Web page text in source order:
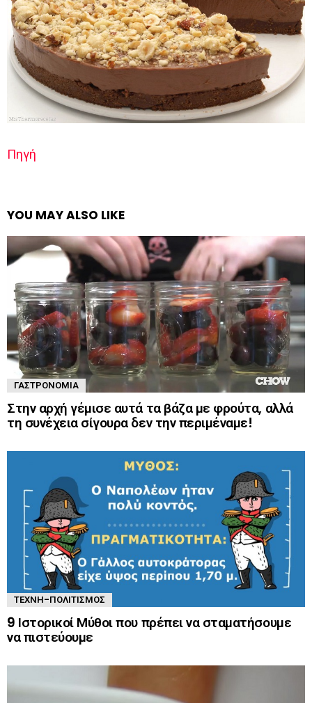
Πηγή
YOU MAY ALSO LIKE
ΓΑΣΤΡΟΝΟΜΊΑ
Στην αρχή γέμισε αυτά τα βάζα με φρούτα, αλλά
τη συνέχεια σίγουρα δεν την περιμέναμε!
ΤΈΧΝΗ-ΠΟΛΙΤΙΣΜΌΣ
9 Ιστορικοί Μύθοι που πρέπει να σταματήσουμε
να πιστεύουμε